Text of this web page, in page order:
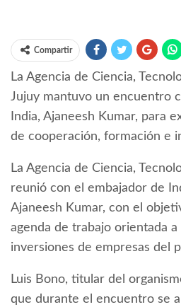
Compartir
La Agencia de Ciencia,
Jujuy mantuvo un encuentro
India, Ajaneesh Kumar, para
de cooperación, formación e
La Agencia de Ciencia,
reunió con el embajador de
Ajaneesh Kumar, con el
agenda de trabajo orientada
inversiones de empresas del
Luis Bono, titular del
que durante el encuentro se